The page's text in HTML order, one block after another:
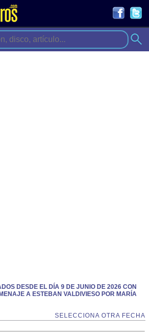
DESDE EL DÍA 9 DE JUNIO DE 2026 CON
A ESTEBAN VALDIVIESO POR MARÍA
SELECCIONA OTRA FECHA